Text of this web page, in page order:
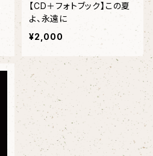
【CD＋フォトブック】この夏
よ、永遠に
¥2,000